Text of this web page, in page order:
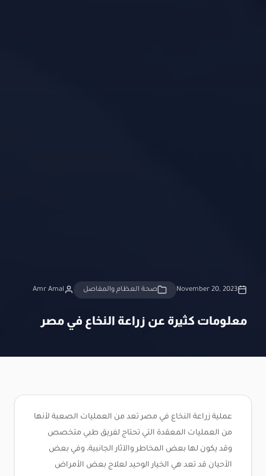
November 20, 2023 صحة العظام والمفاصل Amr Amal
معلومات كثيرة عن زراعة النخاع في مصر
عملية زراعة النخاع في مصر تعد من العمليات الصعبة لأنها
من العمليات المعقدة التي تحتاج لفريق طبي متخصص
وقد يكون لها بعض المخاطر والآثار الجانبية، وفي بعض
الأحيان قد تعد هي الخيار الوحيد لعلاج بعض الأمراض